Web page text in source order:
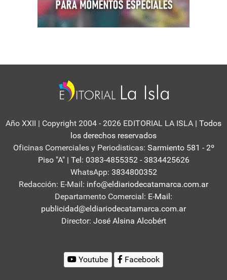
Año XXII | Copyright 2004 - 2026 EDITORIAL LA ISLA | Todos
los derechos reservados
Oficinas Comerciales y Periodisticas: Sarmiento 581 - 2º
Piso "A" | Tel: 0383-4855352 - 3834425626
WhatsApp: 3834800352
Redacción: E-Mail: info@eldiariodecatamarca.com.ar
Departamento Comercial: E-Mail:
publicidad@eldiariodecatamarca.com.ar
Director: José Alsina Alcobért
Youtube Facebook